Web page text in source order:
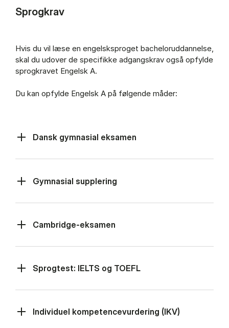
Sprogkrav
Hvis du vil læse en engelsksproget bacheloruddannelse,
skal du udover de specifikke adgangskrav også opfylde
sprogkravet Engelsk A.
Du kan opfylde Engelsk A på følgende måder:
Dansk gymnasial eksamen
Gymnasial supplering
Cambridge-eksamen
Sprogtest: IELTS og TOEFL
Individuel kompetencevurdering (IKV)